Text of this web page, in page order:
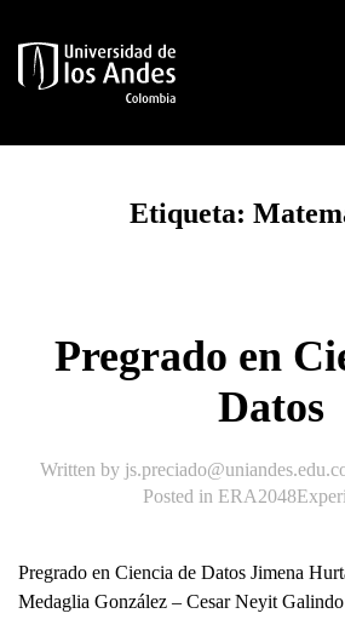
Skip to main content
Etiqueta:
Pregrado en
Datos
Written by
Posted in
Pregrado en Ciencia de Datos Jimena
Medaglia González – Cesar Neyit